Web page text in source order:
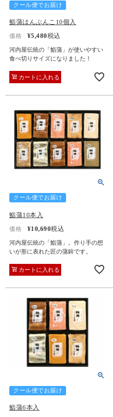
クール便でお届け
鮨蒲はんぶんこ10個入
価格 ¥5,480税込
河内屋伝統の「鮨蒲」が使いやすい
食べ切りサイズになりました！
カートに入れる
クール便でお届け
鮨蒲10本入
価格 ¥10,690税込
河内屋伝統の「鮨蒲」。作り手の想
いが形に表れた匠の蒲鉾です。
カートに入れる
クール便でお届け
鮨蒲6本入